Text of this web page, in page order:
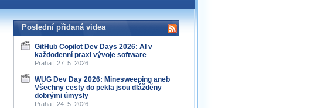
Poslední přidaná videa
GitHub Copilot Dev Days 2026: AI v
každodenní praxi vývoje software
Praha | 27. 5. 2026
WUG Dev Day 2026: Minesweeping aneb
Všechny cesty do pekla jsou dlážděny
dobrými úmysly
Praha | 24. 5. 2026